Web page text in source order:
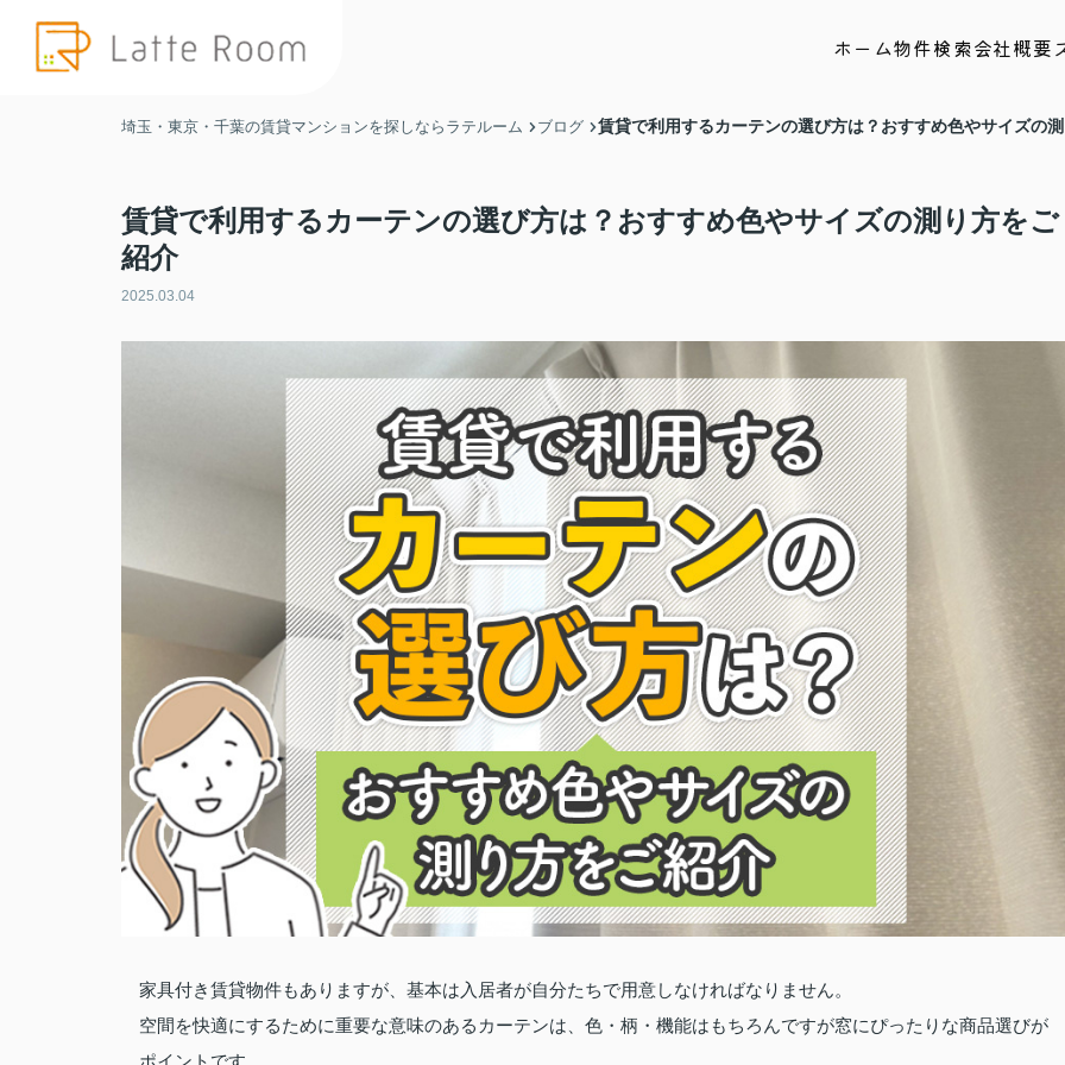
ホーム物件検索会社概要
埼玉・東京・千葉の賃貸マンションを探しならラテルーム ブログ 賃貸で利用するカーテンの選び方は？おすすめ色やサイズの
賃貸で利用するカーテンの選び方は？おすすめ色やサイズの測り方をご
紹介
2025.03.04
家具付き賃貸物件もありますが、基本は入居者が自分たちで用意しなければなりません。
空間を快適にするために重要な意味のあるカーテンは、色・柄・機能はもちろんですが窓にぴったりな商品選びが
ポイントです。